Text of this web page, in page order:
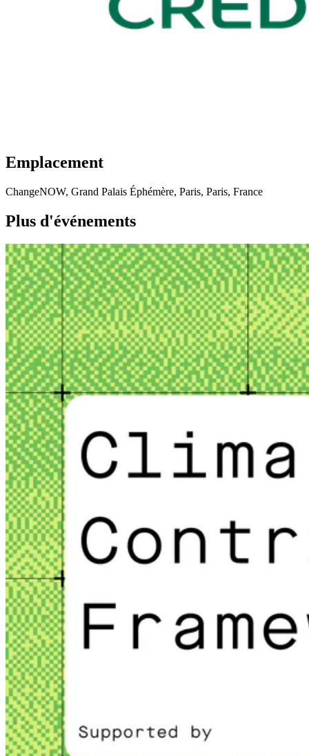
Emplacement
ChangeNOW, Grand Palais Éphémère, Paris, Paris, France
Plus d'événements